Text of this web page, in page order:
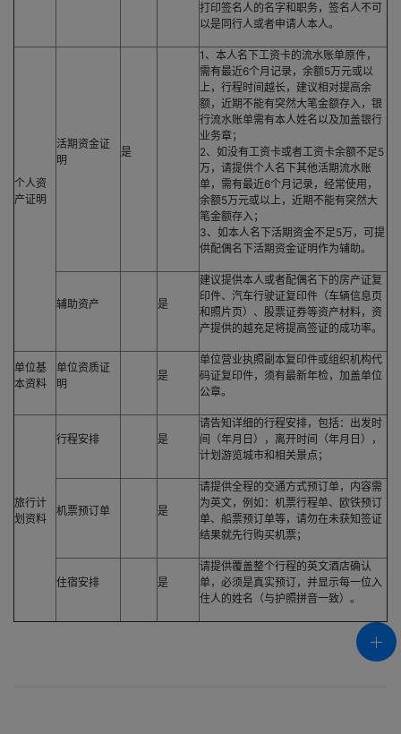
打印签名人的名字和职务，签名人不可
以是同行人或者申请人本人。
个人资
产证明
活期资金证
明
是
1、本人名下工资卡的流水账单原件，
需有最近6个月记录，余额5万元或以
上，行程时间越长，建议相对提高余
额，近期不能有突然大笔金额存入，银
行流水账单需有本人姓名以及加盖银行
业务章；
2、如没有工资卡或者工资卡余额不足5
万，请提供个人名下其他活期流水账
单，需有最近6个月记录，经常使用，
余额5万元或以上，近期不能有突然大
笔金额存入；
3、如本人名下活期资金不足5万，可提
供配偶名下活期资金证明作为辅助。
辅助资产 是
建议提供本人或者配偶名下的房产证复
印件、汽车行驶证复印件（车辆信息页
和照片页）、股票证券等资产材料，资
产提供的越充足将提高签证的成功率。
单位基
本资料
单位资质证
明
是
单位营业执照副本复印件或组织机构代
码证复印件，须有最新年检，加盖单位
公章。
旅行计
划资料
行程安排 是
请告知详细的行程安排，包括：出发时
间（年月日），离开时间（年月日），
计划游览城市和相关景点；
机票预订单 是
请提供全程的交通方式预订单，内容需
为英文，例如：机票行程单、欧铁预订
单、船票预订单等，请勿在未获知签证
结果就先行购买机票；
住宿安排 是
请提供覆盖整个行程的英文酒店确认
单，必须是真实预订，并显示每一位入
住人的姓名（与护照拼音一致）。